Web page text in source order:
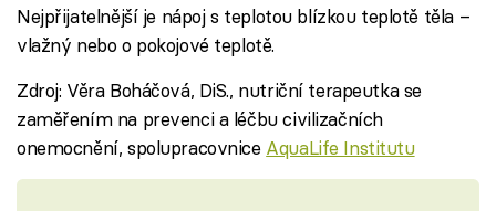
Nejpřijatelnější je nápoj s teplotou blízkou teplotě těla –
vlažný nebo o pokojové teplotě.
Zdroj: Věra Boháčová, DiS., nutriční terapeutka se
zaměřením na prevenci a léčbu civilizačních
onemocnění, spolupracovnice AquaLife Institutu